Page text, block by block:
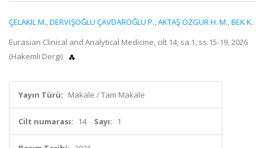
ÇELAKIL M.,DERVİŞOĞLU ÇAVDAROĞLU P.,AKTAŞ ÖZGÜR H. M.,BEK K.
Eurasian Clinical and Analytical Medicine, cilt.14, sa.1, ss.15-19, 2026
(Hakemli Dergi)
Yayın Türü: Makale / Tam Makale
Cilt numarası: 14 Sayı: 1